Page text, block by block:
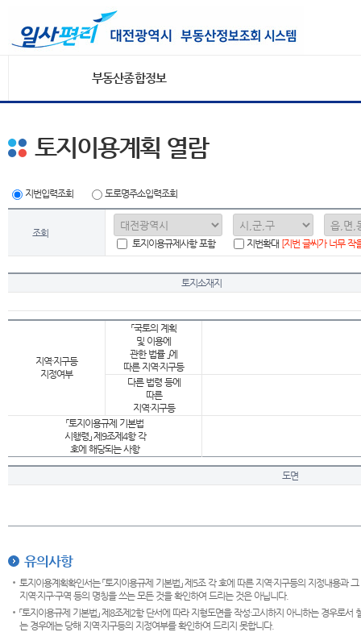
부동산종합정보
토지이용계획 열람
지번입력조회 도로명주소입력조회
조회
토지이용규제사항 포함
지번확대 [지번 글씨가 너무 작
토지소재지
지역·지구등
지정여부
「국토의 계획
및 이용에
관한 법률 」에
따른 지역·지구등
다른 법령 등에
따른
지역·지구등
「토지이용규제 기본법
시행령」 제9조제4항 각
호에 해당되는 사항
도면
유의사항
토지이용계획확인서는 「토지이용규제 기본법」 제5조 각 호에 따른 지역·지구등의 지정내용
지역·지구·구역 등의 명칭을 쓰는 모든 것을 확인하여 드리는 것은 아닙니다.
「토지이용규제 기본법」 제8조제2항 단서에 따라 지형도면을 작성·고시하지 아니하는 경우로
는 경우에는 당해 지역·지구등의 지정여부를 확인하여 드리지 못합니다.